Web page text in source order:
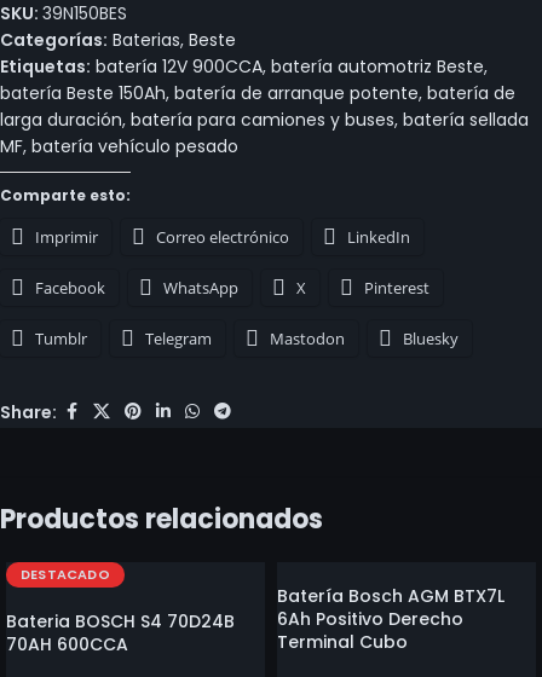
SKU: 39N150BES
Categorías: Baterias, Beste
Etiquetas: batería 12V 900CCA, batería automotriz Beste,
batería Beste 150Ah, batería de arranque potente, batería de
larga duración, batería para camiones y buses, batería sellada
MF, batería vehículo pesado
Comparte esto:
Imprimir Correo electrónico LinkedIn
Facebook WhatsApp X Pinterest
Tumblr Telegram Mastodon Bluesky
Share:
Productos relacionados
DESTACADO
Bateria BOSCH S4 70D24B
70AH 600CCA
Batería Bosch AGM BTX7L
6Ah Positivo Derecho
Terminal Cubo